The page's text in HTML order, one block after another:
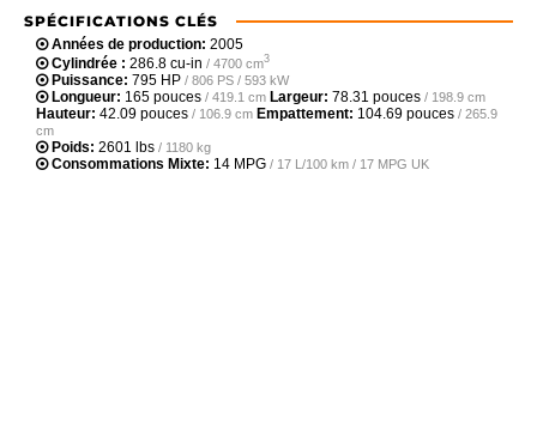
SPÉCIFICATIONS CLÉS
Années de production: 2005
Cylindrée : 286.8 cu-in / 4700 cm3
Puissance: 795 HP / 806 PS / 593 kW
Longueur: 165 pouces / 419.1 cm Largeur: 78.31 pouces / 198.9 cm
Hauteur: 42.09 pouces / 106.9 cm Empattement: 104.69 pouces / 265.9
cm
Poids: 2601 lbs / 1180 kg
Consommations Mixte: 14 MPG / 17 L/100 km / 17 MPG UK